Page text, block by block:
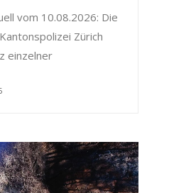
vom 10.08.2026: Die
Zürich
einzelner